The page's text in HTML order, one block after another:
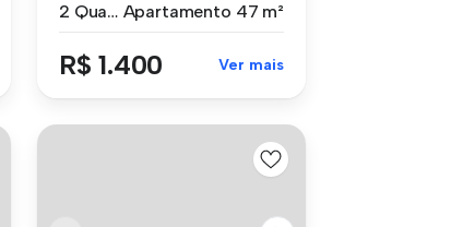
2 Quartos Apartamento 47 m²
R$ 1.400 Ver mais